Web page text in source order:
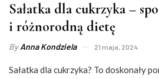
Sałatka dla cukrzyka –
i różnorodną dietę
ByAnna Kondziela 21 maja, 2024
Sałatka dla cukrzyka? To doskonały